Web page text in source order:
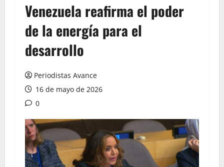
Venezuela reafirma el poder
de la energía para el
desarrollo
Periodistas Avance
16 de mayo de 2026
0